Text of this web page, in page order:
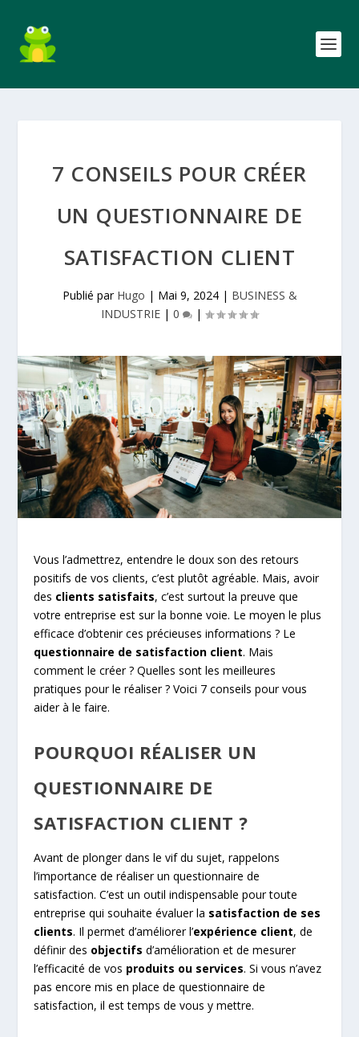
7 CONSEILS POUR CRÉER
UN QUESTIONNAIRE DE
SATISFACTION CLIENT
Publié par Hugo | Mai 9, 2024| BUSINESS &
INDUSTRIE | 0 |
Vous l’admettrez, entendre le doux son des retours
positifs de vos clients, c’est plutôt agréable. Mais, avoir
des clients satisfaits, c’est surtout la preuve que
votre entreprise est sur la bonne voie. Le moyen le plus
efficace d’obtenir ces précieuses informations ? Le
questionnaire de satisfaction client. Mais
comment le créer ? Quelles sont les meilleures
pratiques pour le réaliser ? Voici 7 conseils pour vous
aider à le faire.
POURQUOI RÉALISER UN
QUESTIONNAIRE DE
SATISFACTION CLIENT ?
Avant de plonger dans le vif du sujet, rappelons
l’importance de réaliser un questionnaire de
satisfaction. C’est un outil indispensable pour toute
entreprise qui souhaite évaluer la satisfaction de ses
clients. Il permet d’améliorer l’expérience client, de
définir des objectifs d’amélioration et de mesurer
l’efficacité de vos produits ou services. Si vous n’avez
pas encore mis en place de questionnaire de
satisfaction, il est temps de vous y mettre.